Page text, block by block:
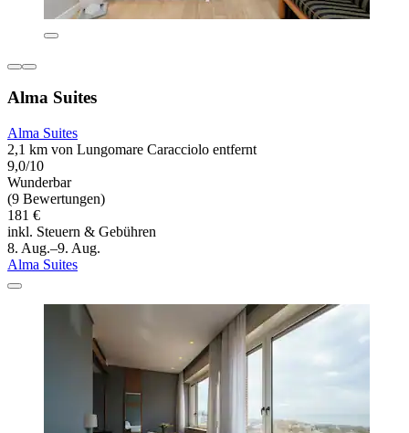
Alma Suites
Alma Suites
2,1 km von Lungomare Caracciolo entfernt
9,0/10
Wunderbar
(9 Bewertungen)
181 €
inkl. Steuern & Gebühren
8. Aug.–9. Aug.
Alma Suites